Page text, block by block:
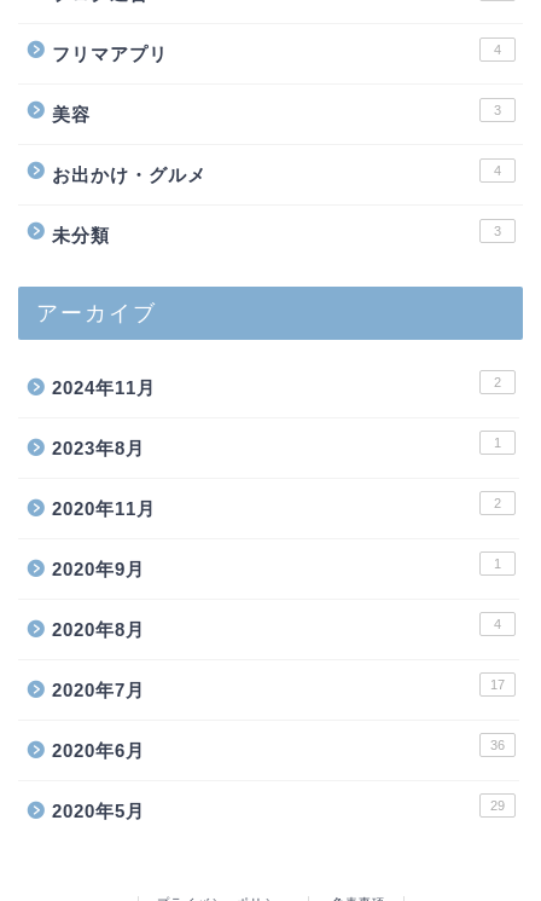
フリマアプリ 4
美容 3
お出かけ・グルメ 4
未分類 3
アーカイブ
2024年11月 2
2023年8月 1
2020年11月 2
2020年9月 1
2020年8月 4
2020年7月 17
2020年6月 36
2020年5月 29